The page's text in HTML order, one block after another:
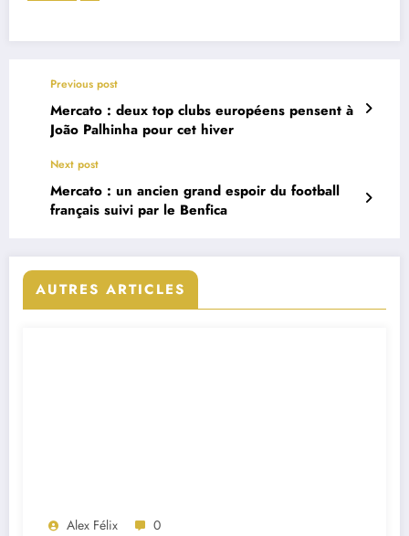
Previous post
Mercato : deux top clubs européens pensent à
João Palhinha pour cet hiver
Next post
Mercato : un ancien grand espoir du football
français suivi par le Benfica
AUTRES ARTICLES
Alex Félix 0